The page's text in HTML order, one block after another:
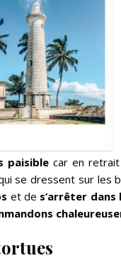
paisible car en
se dressent sur les
et de s’arrêter